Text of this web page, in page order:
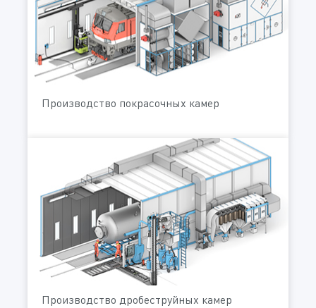
Производство покрасочных камер
Производство дробеструйных камер